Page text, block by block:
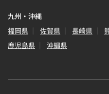
九州・沖縄
福岡県
佐賀県 長崎県
鹿児島県
沖縄県